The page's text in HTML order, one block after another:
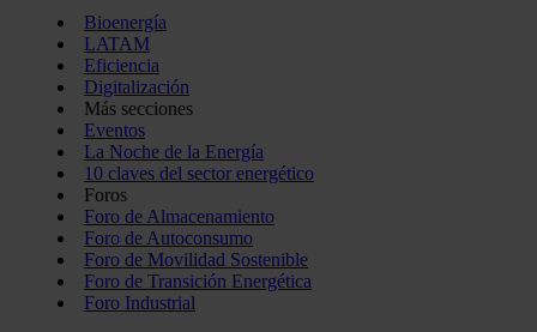
Bioenergía
LATAM
Eficiencia
Digitalización
Más secciones
Eventos
La Noche de la Energía
10 claves del sector energético
Foros
Foro de Almacenamiento
Foro de Autoconsumo
Foro de Movilidad Sostenible
Foro de Transición Energética
Foro Industrial